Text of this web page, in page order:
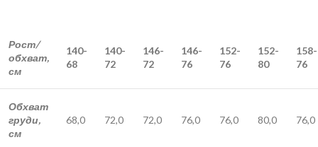
Рост/
обхват,
см
140-
68
140-
72
146-
72
146-
76
152-
76
152-
80
158-
76
Обхват
груди,
см
68,0 72,0 72,0 76,0 76,0 80,0 76,0